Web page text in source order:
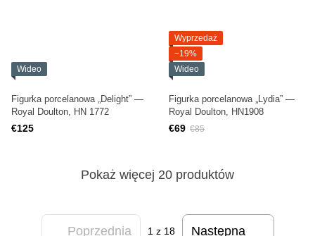
Wideo
Figurka porcelanowa „Delight” —
Royal Doulton, HN 1772
€125
Wyprzedaż
−19%
Wideo
Figurka porcelanowa „Lydia” —
Royal Doulton, HN1908
€69 €85
Pokaż więcej 20 produktów
Poprzednia 1 z 18 Następna